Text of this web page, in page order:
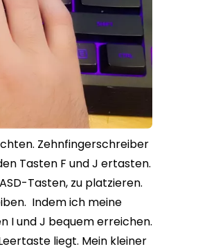
Zehnfingerschreiber
Tasten F und J ertasten.
Tasten, zu platzieren.
Indem ich meine
I und J bequem erreichen.
liegt. Mein kleiner